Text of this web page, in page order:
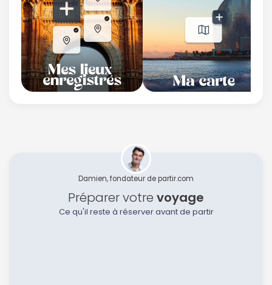
Damien, fondateur de partir.com
Préparer votre voyage
Ce qu'il reste à réserver avant de partir